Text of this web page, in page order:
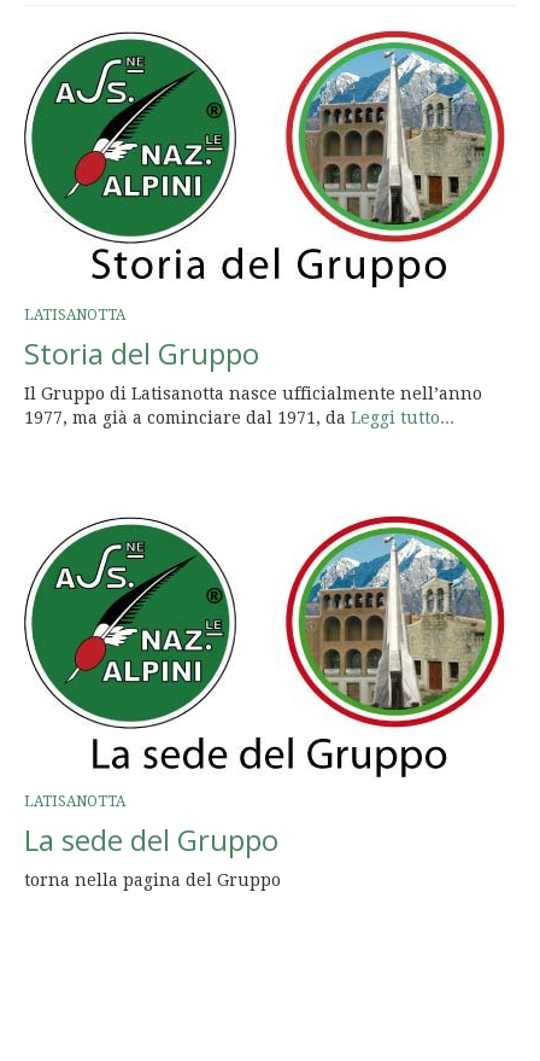
LATISANOTTA
Storia del Gruppo
Il Gruppo di Latisanotta nasce ufficialmente nell’anno
1977, ma già a cominciare dal 1971, da Leggi tutto...
LATISANOTTA
La sede del Gruppo
torna nella pagina del Gruppo